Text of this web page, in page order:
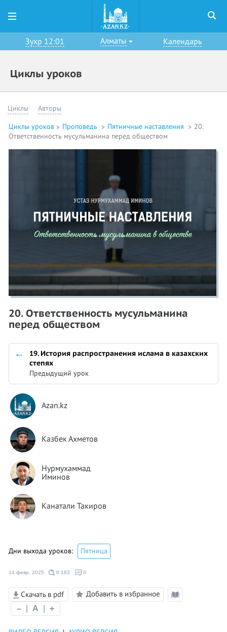
Зухр 12:01 Алматы Календарь
Циклы уроков
Циклы Авторы
Циклы уроков Проповедь Пятничные наставления
20.
Ответственность мусульманина перед обществом
20. Ответственность мусульманина
перед обществом
19. История распространения ислама в казахских
степях
Предыдущий урок
Azan.kz
Казбек Ахметов
Нурмухаммад
Иминов
Канатали Такиров
Дни выхода уроков: Пятница
14 февр. 2025 6 183 0
Скачать в pdf
Добавить в избранное
– A +